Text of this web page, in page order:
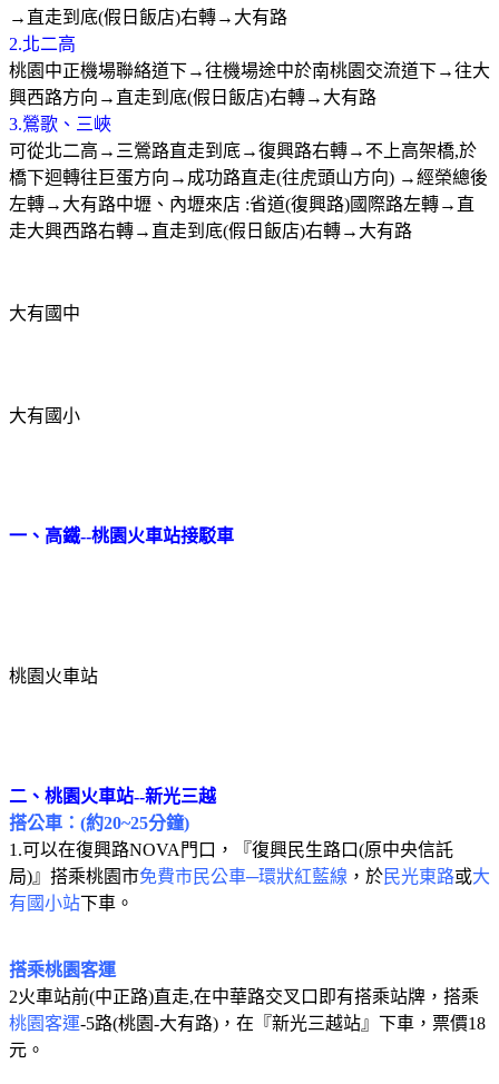
→ 直走到底(假日飯店)右轉→ 大有路
2.北二高
桃園中正機場聯絡道下→往機場途中於南桃園交流道下→往大
興西路方向 → 直走到底(假日飯店)右轉→ 大有路
3.鶯歌、三峽
可從北二高 → 三鶯路直走到底→復興路右轉→ 不上高架橋,於
橋下迴轉往巨蛋方向 → 成功路直走(往虎頭山方向) →經榮總後
左轉→ 大有路中壢、內壢來店 :省道(復興路)國際路左轉→ 直
走大興西路右轉→ 直走到底(假日飯店)右轉→ 大有路
大有國中
大有國小
一、高鐵--桃園火車站接駁車
桃園火車站
二、桃園火車站--新光三越
搭公車： (約20~25分鐘)
1.可以在復興路NOVA 門口，『復興民生路口(原中央信託
局)』搭乘桃園市免費市民公車─環狀紅藍線 ，於民光東路或大
有國小站下車。
搭乘桃園客運
2火車站前(中正路)直走,在中華路交叉口即有搭乘站牌，搭乘
桃園客運-5路(桃園-大有路) ，在『新光三越站』下車，票價18
元。